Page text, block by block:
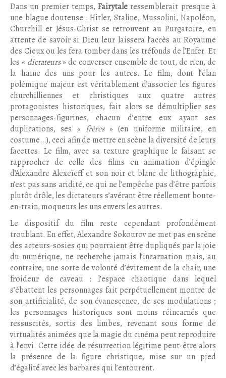
Dans un premier temps,Fairytale ressemblerait presque à
une blague douteuse : Hitler, Staline, Mussolini, Napoléon,
Churchill et Jésus-Christ se retrouvent au Purgatoire, en
attente de savoir si Dieu leur laissera l’accès au Royaume
des Cieux ou les fera tomber dans les tréfonds de l’Enfer. Et
les « dictateurs» de converser ensemble de tout, de rien, de
la haine des uns pour les autres. Le film, dont l’élan
polémique majeur est véritablement d’associer les figures
churchilliennes et christiques aux quatre autres
protagonistes historiques, fait alors se démultiplier ses
personnages-figurines, chacun d’entre eux ayant ses
duplications, ses « frères» (en uniforme militaire, en
costume…), ceci afin de mettre en scène la diversité de leurs
facettes. Le film, avec sa texture graphique le faisant se
rapprocher de celle des films en animation d’épingle
d’Alexandre Alexeïeff et son noir et blanc de lithographie,
n’est pas sans aridité, ce qui ne l’empêche pas d’être parfois
plutôt drôle, les dictateurs s’avérant être réellement boute-
en-train, moqueurs les uns envers les autres.
Le dispositif du film reste cependant profondément
troublant. En effet, Alexandre Sokourov ne met pas en scène
des acteurs-sosies qui pourraient être dupliqués par la joie
du numérique, ne recherche jamais l’incarnation mais, au
contraire, une sorte de volonté d’évitement de la chair, une
froideur de caveau : l’espace chaotique dans lequel
s’ébattent les personnages fait perpétuellement montre de
son artificialité, de son évanescence, de ses modulations ;
les personnages historiques sont moins réincarnés que
ressuscités, sortis des limbes, revenant sous forme de
virtualités animées que la magie du cinéma peut reproduire
à l’envi. Cette idée de résurrection légitime peut-être alors
la présence de la figure christique, mise sur un pied
d’égalité avec les barbares qui l’entourent.